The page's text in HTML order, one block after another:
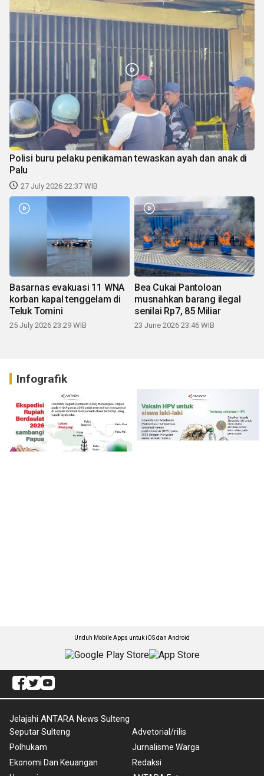
Polisi buru pelaku penikaman tewaskan ayah dan anak di
Palu
27 July 2026 22:37 WIB
Basarnas evakuasi 11 WNA
korban kapal tenggelam di
Teluk Tomini
25 July 2026 23:29 WIB
Bea Cukai Pantoloan
musnahkan barang ilegal
senilai Rp7, 85 Miliar
23 June 2026 23:46 WIB
Infografik
Unduh Mobile Apps untuk iOS dan Android
Jelajahi ANTARA News Sulteng
Seputar Sulteng
Polhukam
Ekonomi Dan Keuangan
Advetorial/rilis
Jurnalisme Warga
Redaksi